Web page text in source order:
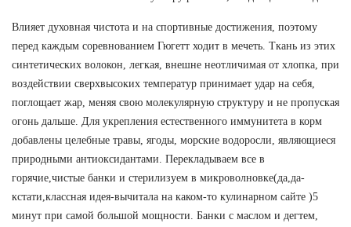
Влияет духовная чистота и на спортивные достижения, поэтому
перед каждым соревнованием Гюгетт ходит в мечеть. Ткань из этих
синтетических волокон, легкая, внешне неотличимая от хлопка, при
воздействии сверхвысоких температур принимает удар на себя,
поглощает жар, меняя свою молекулярную структуру и не пропуская
огонь дальше. Для укрепления естественного иммунитета в корм
добавлены целебные травы, ягоды, морские водоросли, являющиеся
природными антиоксидантами. Перекладываем все в
горячие,чистые банки и стерилизуем в микроволновке(да,да-
кстати,классная идея-вычитала на каком-то кулинарном сайте )5
минут при самой большой мощности. Банки с маслом и дегтем,